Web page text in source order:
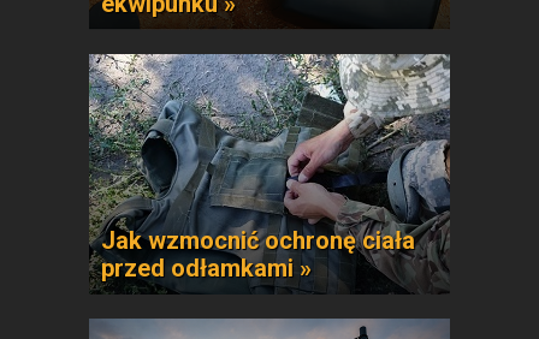
Jak wzmocnić ochronę ciała
przed odłamkami »